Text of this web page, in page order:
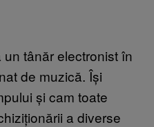
tânăr electronist în
de muzică. Își
și cam toate
a diverse